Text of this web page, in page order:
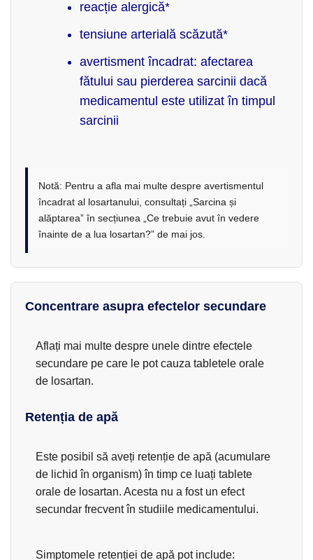
reacție alergică*
tensiune arterială scăzută*
avertisment încadrat: afectarea
fătului sau pierderea sarcinii dacă
medicamentul este utilizat în timpul
sarcinii
Notă: Pentru a afla mai multe despre avertismentul
încadrat al losartanului, consultați „Sarcina și
alăptarea” în secțiunea „Ce trebuie avut în vedere
înainte de a lua losartan?” de mai jos.
Concentrare asupra efectelor secundare
Aflați mai multe despre unele dintre efectele
secundare pe care le pot cauza tabletele orale
de losartan.
Retenția de apă
Este posibil să aveți retenție de apă (acumulare
de lichid în organism) în timp ce luați tablete
orale de losartan. Acesta nu a fost un efect
secundar frecvent în studiile medicamentului.
Simptomele retenției de apă pot include: